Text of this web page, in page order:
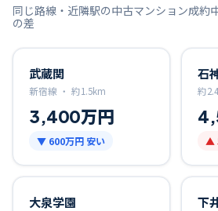
同じ路線・近隣駅の中古マンション成約中
の差
武蔵関
新宿線 ・ 約1.5km
3,400万円
▼ 600万円 安い
石
約2.4
▲
大泉学園 下